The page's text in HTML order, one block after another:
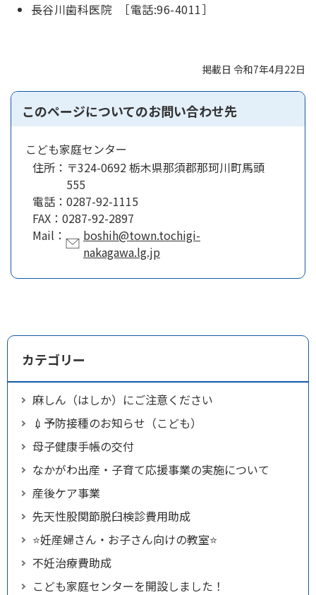
長谷川歯科医院 ［電話:96-4011］
掲載日 令和7年4月22日
このページについてのお問い合わせ先
こども家庭センター
住所： 〒324-0692 栃木県那須郡那珂川町馬頭
555
電話： 0287-92-1115
FAX： 0287-92-2897
Mail：
boshih@town.tochigi-
nakagawa.lg.jp
カテゴリー
麻しん（はしか）にご注意ください
💉予防接種のお知らせ（こども）
母子健康手帳の交付
なかがわ出産・子育て応援事業の実施について
産後ケア事業
先天性股関節脱臼検診費用助成
⭐妊産婦さん・お子さん向けの教室⭐
不妊治療費助成
こども家庭センターを開設しました！